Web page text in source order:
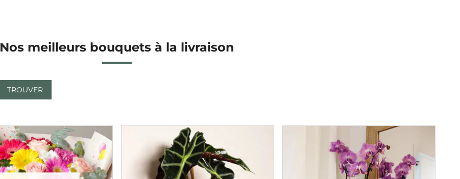
Nos meilleurs bouquets à la livraison
TROUVER